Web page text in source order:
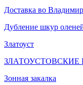
Доставка во Владимир
Дубление шкур
Златоуст
ЗЛАТОУСТОВСКИЕ
Зонная закалка